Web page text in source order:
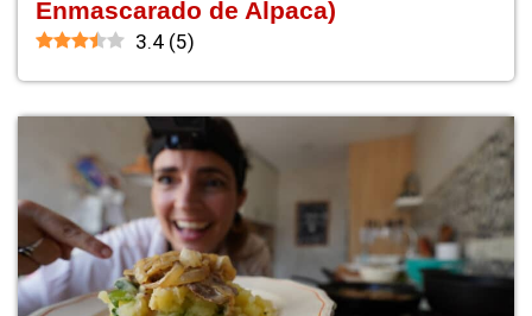
Enmascarado de Alpaca)
3.4 (5)